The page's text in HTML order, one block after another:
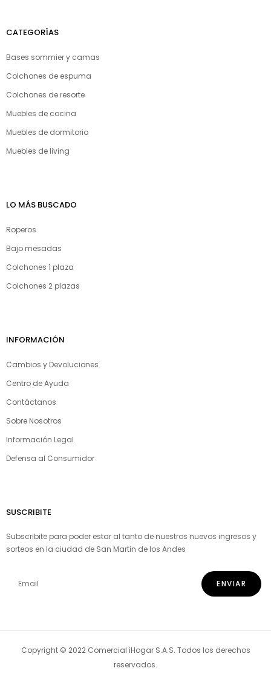
CATEGORÍAS
Bases sommier y camas
Colchones de espuma
Colchones de resorte
Muebles de cocina
Muebles de dormitorio
Muebles de living
LO MÁS BUSCADO
Roperos
Bajo mesadas
Colchones 1 plaza
Colchones 2 plazas
INFORMACIÓN
Cambios y Devoluciones
Centro de Ayuda
Contáctanos
Sobre Nosotros
Información Legal
Defensa al Consumidor
SUSCRIBITE
Subscribite para poder estar al tanto de nuestros nuevos ingresos y
sorteos en la ciudad de San Martin de los Andes
Copyright © 2022 Comercial iHogar S.A.S. Todos los derechos
reservados.